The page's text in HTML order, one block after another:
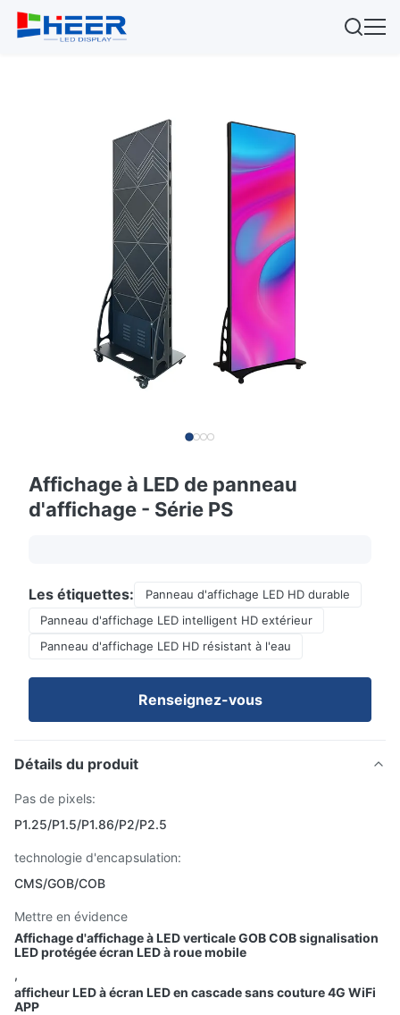
Affichage à LED de panneau
d'affichage - Série PS
Les étiquettes:
Panneau d'affichage LED HD durable
Panneau d'affichage LED intelligent HD extérieur
Panneau d'affichage LED HD résistant à l'eau
Renseignez-vous
Détails du produit
Pas de pixels:
P1.25/P1.5/P1.86/P2/P2.5
technologie d'encapsulation:
CMS/GOB/COB
Mettre en évidence
Affichage d'affichage à LED verticale GOB COB signalisation
LED protégée écran LED à roue mobile
,
afficheur LED à écran LED en cascade sans couture 4G WiFi
APP